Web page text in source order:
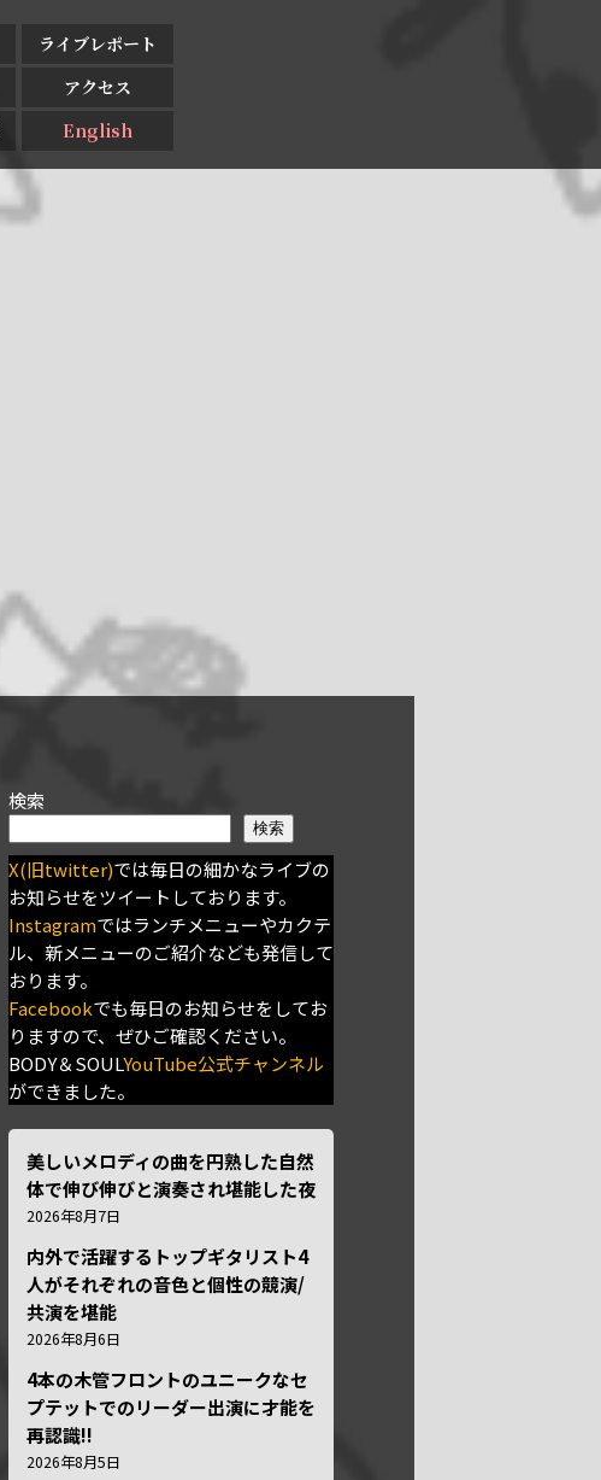
ライブレポート
アクセス
English
検索
検索
X(旧twitter)では毎日の細かなライブの
お知らせをツイートしております。
Instagramではランチメニューやカクテ
ル、新メニューのご紹介なども発信して
おります。
Facebookでも毎日のお知らせをしてお
りますので、ぜひご確認ください。
BODY＆SOULYouTube公式チャンネル
ができました。
美しいメロディの曲を円熟した自然
体で伸び伸びと演奏され堪能した夜
2026年8月7日
内外で活躍するトップギタリスト4
人がそれぞれの音色と個性の競演/
共演を堪能
2026年8月6日
4本の木管フロントのユニークなセ
プテットでのリーダー出演に才能を
再認識!!
2026年8月5日